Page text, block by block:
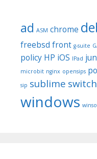
ad ASM chrome
freebsd front g-suite
policy HP iOS IPad
microbit nginx opensips
sip sublime switch
windows